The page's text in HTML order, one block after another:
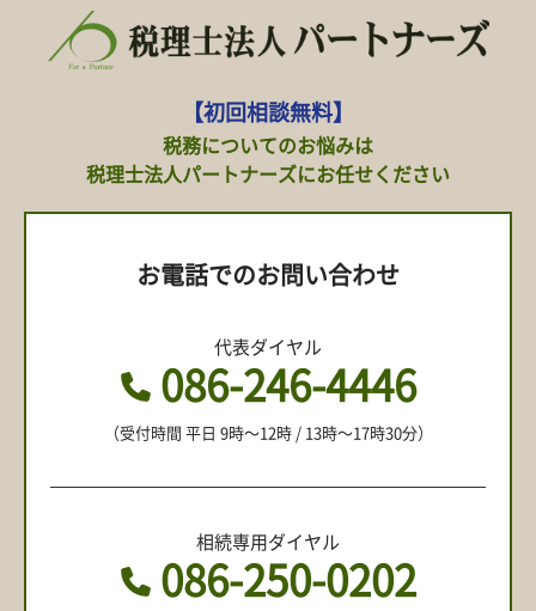
【初回相談無料】
税務についてのお悩みは
税理士法人パートナーズにお任せください
お電話でのお問い合わせ
代表ダイヤル
086-246-4446
（受付時間 平日 9時〜12時 / 13時〜17時30分）
相続専用ダイヤル
086-250-0202